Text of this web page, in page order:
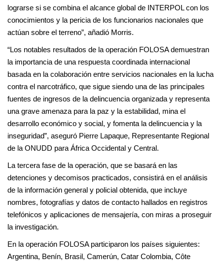
lograrse si se combina el alcance global de INTERPOL con los
conocimientos y la pericia de los funcionarios nacionales que
actúan sobre el terreno”, añadió Morris.
“Los notables resultados de la operación FOLOSA demuestran
la importancia de una respuesta coordinada internacional
basada en la colaboración entre servicios nacionales en la lucha
contra el narcotráfico, que sigue siendo una de las principales
fuentes de ingresos de la delincuencia organizada y representa
una grave amenaza para la paz y la estabilidad, mina el
desarrollo económico y social, y fomenta la delincuencia y la
inseguridad”, aseguró Pierre Lapaque, Representante Regional
de la ONUDD para África Occidental y Central.
La tercera fase de la operación, que se basará en las
detenciones y decomisos practicados, consistirá en el análisis
de la información general y policial obtenida, que incluye
nombres, fotografías y datos de contacto hallados en registros
telefónicos y aplicaciones de mensajería, con miras a proseguir
la investigación.
En la operación FOLOSA participaron los países siguientes:
Argentina, Benín, Brasil, Camerún, Catar Colombia, Côte